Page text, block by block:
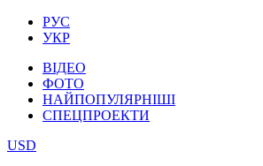
РУС
УКР
ВІДЕО
ФОТО
НАЙПОПУЛЯРНІШІ
СПЕЦПРОЕКТИ
USD